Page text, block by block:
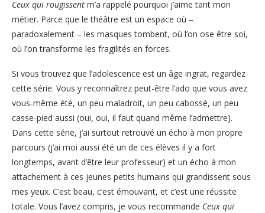
Ceux qui rougissent m’a rappelé pourquoi j’aime tant mon
métier. Parce que le théâtre est un espace où –
paradoxalement – les masques tombent, où l’on ose être soi,
où l’on transforme les fragilités en forces.
Si vous trouvez que l’adolescence est un âge ingrat, regardez
cette série. Vous y reconnaîtrez peut-être l’ado que vous avez
vous-même été, un peu maladroit, un peu cabossé, un peu
casse-pied aussi (oui, oui, il faut quand même l’admettre).
Dans cette série, j’ai surtout retrouvé un écho à mon propre
parcours (j’ai moi aussi été un de ces élèves il y a fort
longtemps, avant d’être leur professeur) et un écho à mon
attachement à ces jeunes petits humains qui grandissent sous
mes yeux. C’est beau, c’est émouvant, et c’est une réussite
totale. Vous l’avez compris, je vous recommande Ceux qui